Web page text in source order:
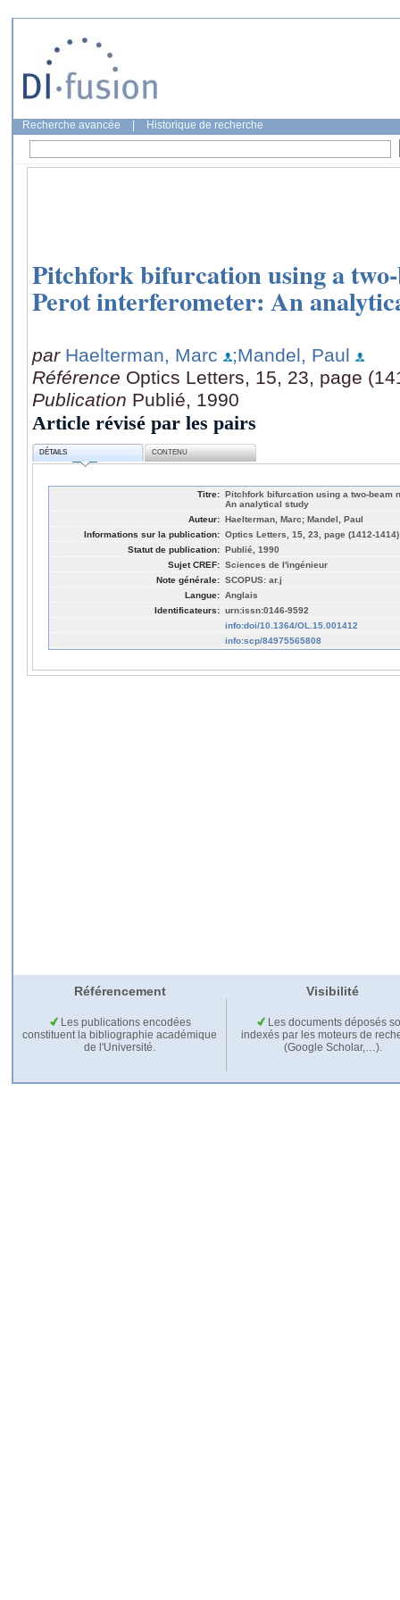
Recherche avancée Historique de recherche
Pitchfork bifurcation using a
Perot interferometer: An
par Haelterman, Marc
;Mandel, Paul
Référence Optics Letters, 15, 23, page
Publication Publié, 1990
Article révisé par les pairs
DÉTAILS CONTENU
Titre: Pitchfork bifurcation using a two-beam
An analytical study
Auteur: Haelterman, Marc; Mandel, Paul
Informations sur la publication: Optics Letters, 15, 23, page (1412-1414)
Statut de publication: Publié, 1990
Sujet CREF: Sciences de l'ingénieur
Note générale: SCOPUS: ar.j
Langue: Anglais
Identificateurs: urn:issn:0146-9592
info:doi/10.1364/OL.15.001412
info:scp/84975565808
Référencement Visibilité
Les publications encodées
constituent la bibliographie académique
de l'Université.
Les documents déposés
indexés par les moteurs de
(Google Scholar,…).